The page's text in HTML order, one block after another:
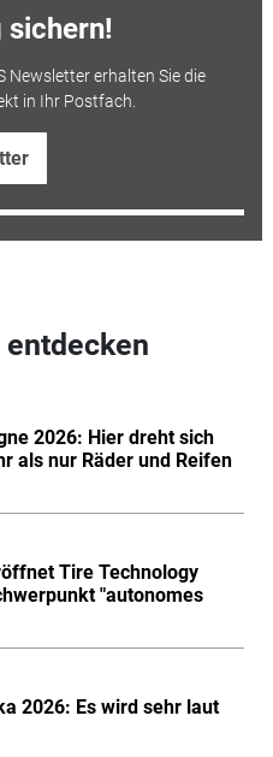
sichern!
Newsletter erhalten Sie die
in Ihr Postfach.
2026: Hier dreht sich
als nur Räder und Reifen
Tire Technology
"autonomes
2026: Es wird sehr laut